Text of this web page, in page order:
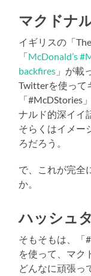
マクドナ
イギリスの「
「McDonald’s
backfires 」が載
Twitterを使って
「#McDStories
ナルド的深イイ
そらくはイメー
ろだろう。
で、これが完全
か。
ハッシュ
そもそもは、「
を使って、マク
どんなに頑張っ